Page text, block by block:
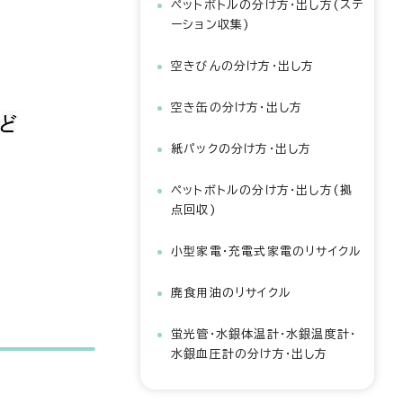
ペットボトルの分け方・出し方(ステ
ーション収集)
空きびんの分け方・出し方
空き缶の分け方・出し方
紙パックの分け方・出し方
ペットボトルの分け方・出し方(拠
点回収)
小型家電・充電式家電のリサイクル
廃食用油のリサイクル
蛍光管・水銀体温計・水銀温度計・
水銀血圧計の分け方・出し方